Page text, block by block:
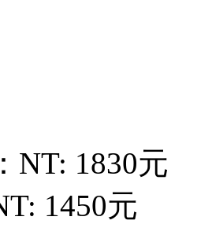
NT: 1830元
1450元